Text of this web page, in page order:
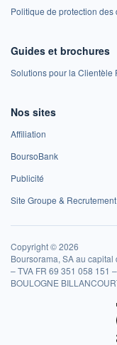
Politique de protection
Guides et brochures
Solutions pour la Clientèle
Nos sites
Affiliation
BoursoBank
Publicité
Site Groupe & Recrutement
Copyright © 2026
Boursorama, SA au
– TVA FR 69 351 058 151
BOULOGNE